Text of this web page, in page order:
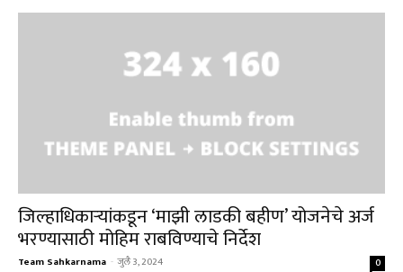
जिल्हाधिकाऱ्यांकडून ‘माझी लाडकी बहीण’ योजनेचे अर्ज
भरण्यासाठी मोहिम राबविण्याचे निर्देश
Team Sahkarnama - जुलै 3, 2024 0